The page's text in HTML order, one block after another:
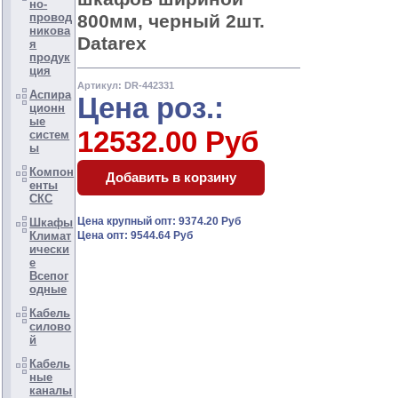
но-
провод
никова
я
продук
ция
Аспира
ционн
ые
систем
ы
Компон
енты
СКС
Шкафы
Климат
ически
е
Всепог
одные
Кабель
силово
й
Кабель
ные
каналы
800мм, черный 2шт.
Datarex
Артикул: DR-442331
Цена роз.:
12532.00 Руб
Цена крупный опт: 9374.20 Руб
Цена опт: 9544.64 Руб